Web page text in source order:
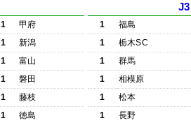
1
甲府
1
新潟
1
富山
1
磐田
1
藤枝
1
徳島
J3
1 福島
1
栃木SC
1
群馬
1
相模原
1
松本
1
長野